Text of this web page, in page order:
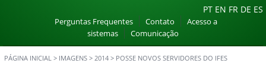
PT EN FR DE ES
Perguntas Frequentes Contato
Acesso a
sistemas
Comunicação
PÁGINA INICIAL > IMAGENS > 2014 > POSSE NOVOS SERVIDORES DO IFES